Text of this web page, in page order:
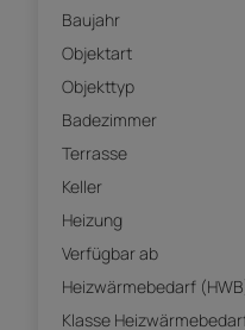
Baujahr
Objektart
Objekttyp
Badezimmer
Terrasse
Keller
Heizung
Verfügbar ab
Heizwärmebedarf
Klasse